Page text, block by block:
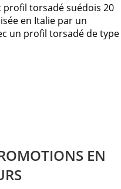
torsadé suédois 20
en Italie par un
un profil torsadé de type
EN